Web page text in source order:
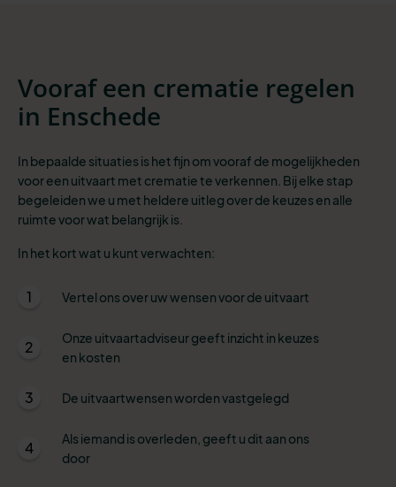
Vooraf een crematie regelen
in Enschede
In bepaalde situaties is het fijn om vooraf de mogelijkheden
voor een uitvaart met crematie te verkennen. Bij elke stap
begeleiden we u met heldere uitleg over de keuzes en alle
ruimte voor wat belangrijk is.
In het kort wat u kunt verwachten:
1 Vertel ons over uw wensen voor de uitvaart
2
Onze uitvaartadviseur geeft inzicht in keuzes
en kosten
3 De uitvaartwensen worden vastgelegd
4
Als iemand is overleden, geeft u dit aan ons
door